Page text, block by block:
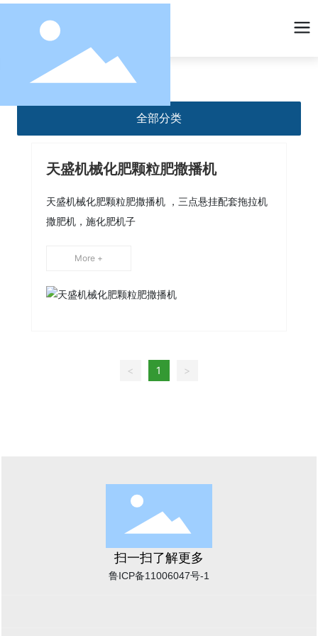
全部分类
天盛机械化肥颗粒肥撒播机
天盛机械化肥颗粒肥撒播机 ，三点悬挂配套拖拉机
撒肥机，施化肥机子
More +
< 1 >
扫一扫了解更多
鲁ICP备11006047号-1